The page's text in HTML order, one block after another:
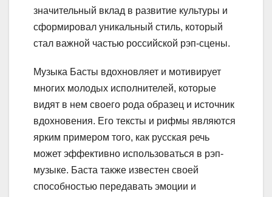
значительный вклад в развитие культуры и
сформировал уникальный стиль, который
стал важной частью российской рэп-сцены.
Музыка Басты вдохновляет и мотивирует
многих молодых исполнителей, которые
видят в нем своего рода образец и источник
вдохновения. Его тексты и рифмы являются
ярким примером того, как русская речь
может эффективно использоваться в рэп-
музыке. Баста также известен своей
способностью передавать эмоции и